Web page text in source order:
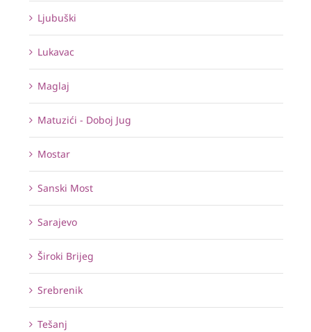
Ljubuški
Lukavac
Maglaj
Matuzići - Doboj Jug
Mostar
Sanski Most
Sarajevo
Široki Brijeg
Srebrenik
Tešanj